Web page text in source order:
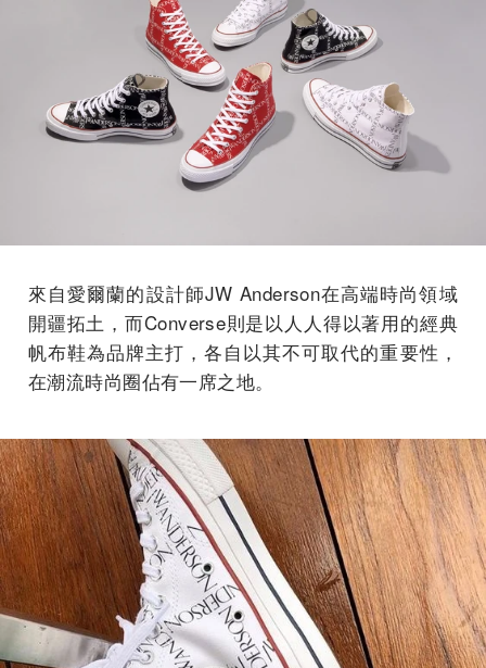
來自愛爾蘭的設計師JW Anderson在高端時尚領域
開疆拓土，而Converse則是以人人得以著用的經典
帆布鞋為品牌主打，各自以其不可取代的重要性，
在潮流時尚圈佔有一席之地。